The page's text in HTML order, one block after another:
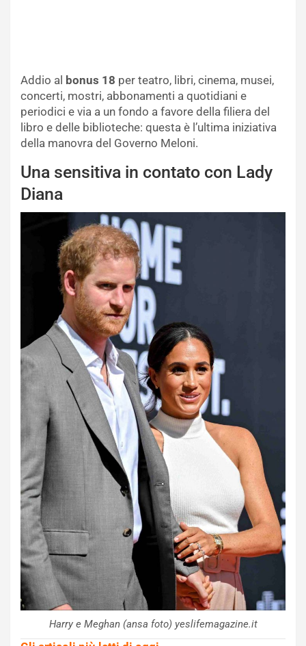
Addio al bonus 18 per teatro, libri, cinema, musei,
concerti, mostri, abbonamenti a quotidiani e
periodici e via a un fondo a favore della filiera del
libro e delle biblioteche: questa è l’ultima iniziativa
della manovra del Governo Meloni.
Una sensitiva in contato con Lady
Diana
Harry e Meghan (ansa foto) yeslifemagazine.it